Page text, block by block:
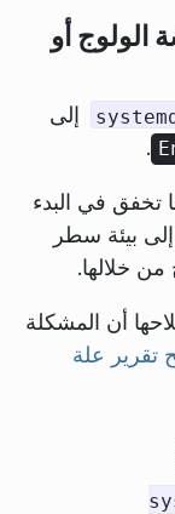
الولوج أو
إلى
.
تخفق في البدء
بيئة سطر
من خلالها.
أن المشكلة
تقرير علة